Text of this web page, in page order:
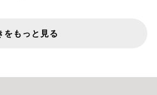
をもっと見る